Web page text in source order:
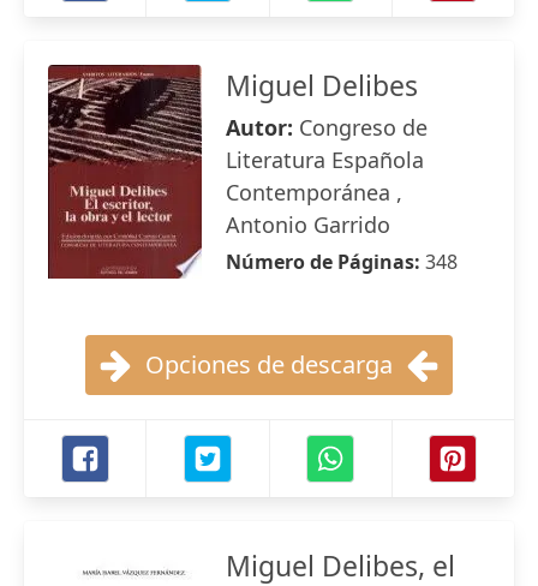
Miguel Delibes
Autor: Congreso de
Literatura Española
Contemporánea ,
Antonio Garrido
Número de Páginas: 348
Opciones de descarga
Miguel Delibes, el